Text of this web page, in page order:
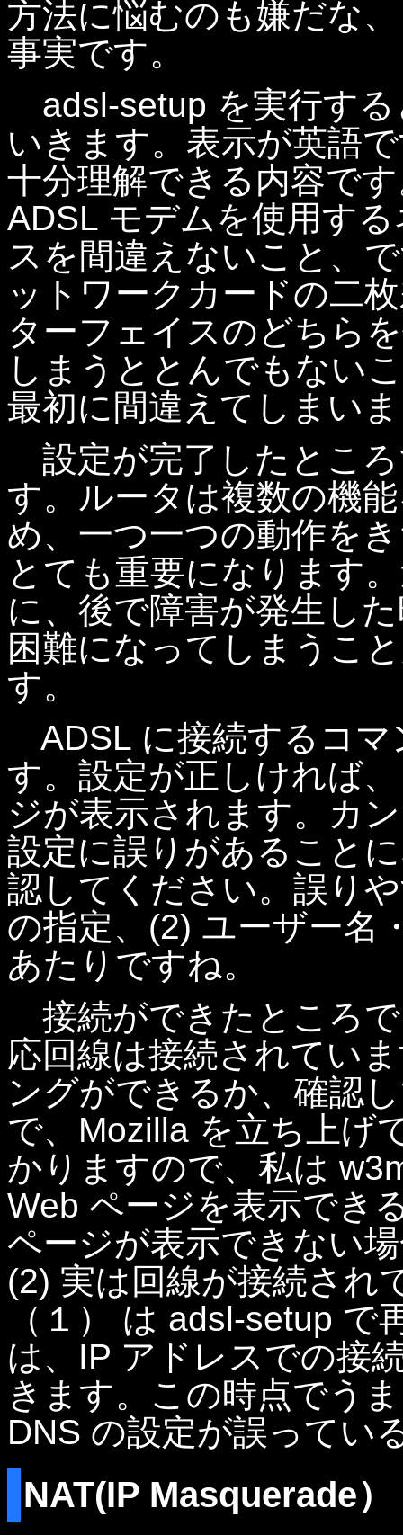
方法に悩むのも嫌だな
事実です。
adsl-setup を実行する
いきます。表示が英語
十分理解できる内容で
ADSL モデムを使用す
スを間違えないこと、
ットワークカードの二
ターフェイスのどちら
しまうととんでもない
最初に間違えてしまい
設定が完了したとこ
す。ルータは複数の機
め、一つ一つの動作を
とても重要になります
に、後で障害が発生し
困難になってしまうこ
す。
ADSL に接続するコマ
す。設定が正しければ
ジが表示されます。カ
設定に誤りがあること
認してください。誤り
の指定、(2) ユーザー名
あたりですね。
接続ができたところ
応回線は接続されてい
ングができるか、確認
で、Mozilla を立ち上げ
かりますので、私は
Web ページを表示でき
ページが表示できない
(2) 実は回線が接続され
（１） は adsl-setup
は、IP アドレスでの接
きます。この時点でう
DNS の設定が誤ってい
NAT(IP Masquerade